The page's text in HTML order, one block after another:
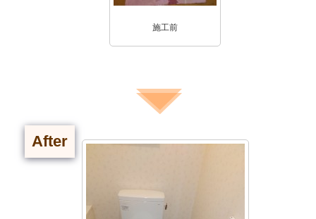
施工前
After